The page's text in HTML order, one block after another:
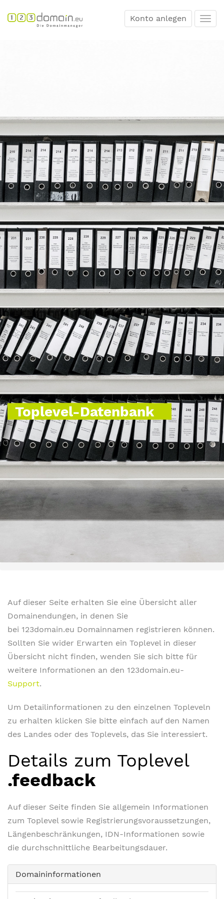
Konto anlegen
Toplevel-Datenbank
Auf dieser Seite erhalten Sie eine Übersicht aller
Domainendungen, in denen Sie
bei 123domain.eu Domainnamen registrieren können.
Sollten Sie wider Erwarten ein Toplevel in dieser
Übersicht nicht finden, wenden Sie sich bitte für
weitere Informationen an den 123domain.eu-
Support.
Um Detailinformationen zu den einzelnen Topleveln
zu erhalten klicken Sie bitte einfach auf den Namen
des Landes oder des Toplevels, das Sie interessiert.
Details zum Toplevel
.feedback
Auf dieser Seite finden Sie allgemein Informationen
zum Toplevel sowie Registrierungsvoraussetzungen,
Längenbeschränkungen, IDN-Informationen sowie
die durchschnittliche Bearbeitungsdauer.
Domaininformationen